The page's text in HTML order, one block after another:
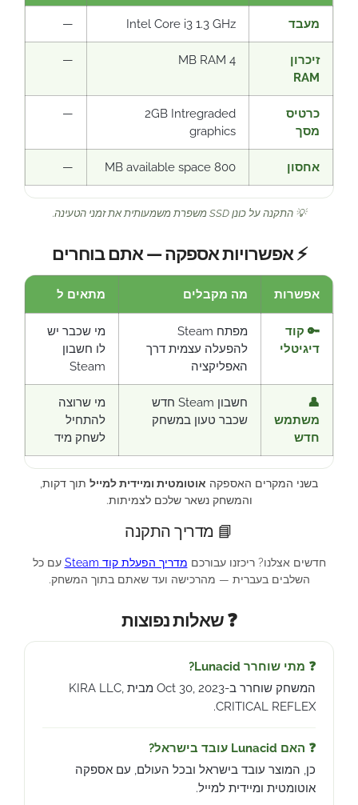
מעבד Intel Core i3 1.3 GHz
—
זיכרון
RAM
4 MB RAM
—
כרטיס
מסך
2GB Intregraded
graphics
—
אחסון 800 MB available space
—
💡 התקנה על כונן SSD משפרת משמעותית את זמני הטעינה.
⚡ אפשרויות אספקה — אתם בוחרים
אפשרות מה מקבלים מתאים ל
🔑 קוד
דיגיטלי
מפתח Steam
להפעלה עצמית דרך
האפליקציה
מי שכבר יש
לו חשבון
Steam
👤
משתמש
חדש
חשבון Steam חדש
שכבר טעון במשחק
מי שרוצה
להתחיל
לשחק מיד
בשני המקרים האספקה אוטומטית ומיידית למייל תוך דקות,
והמשחק נשאר שלכם לצמיתות.
📘 מדריך התקנה
חדשים אצלנו? ריכזנו עבורכם מדריך הפעלת קוד Steam
עם כל
השלבים בעברית — מהרכישה ועד שאתם בתוך המשחק.
❓ שאלות נפוצות
❓ מתי שוחרר Lunacid?
המשחק שוחרר ב-Oct 30, 2023 מבית KIRA LLC,
CRITICAL REFLEX.
❓ האם Lunacid עובד בישראל?
כן, המוצר עובד בישראל ובכל העולם, עם אספקה
אוטומטית ומיידית למייל.